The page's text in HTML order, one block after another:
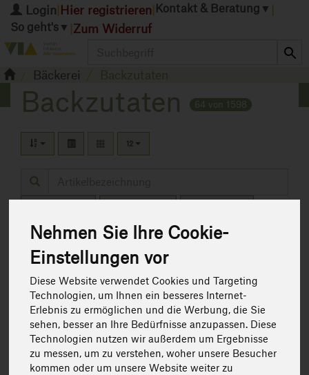
Nehmen Sie Ihre Cookie-
Einstellungen vor
Diese Website verwendet Cookies und Targeting
Technologien, um Ihnen ein besseres Internet-
Erlebnis zu ermöglichen und die Werbung, die Sie
sehen, besser an Ihre Bedürfnisse anzupassen. Diese
Technologien nutzen wir außerdem um Ergebnisse
zu messen, um zu verstehen, woher unsere Besucher
kommen oder um unsere Website weiter zu
Login Hier registrieren Kontakt & Beratung ▼
So geht's ▼ Zum Widerruf
Bäckerei
Backzutaten 64 von 1598
12
Art.-Nr. 428542